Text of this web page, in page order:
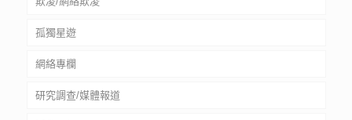
服務質素標準
輔導服務
意見收集箱
網絡欺凌自救資源
網絡欺凌自助教材套
網絡欺凌特展
孤獨星遊
孤獨星球生存手冊
星遊遺孤
網絡專欄
研究調查/媒體報道